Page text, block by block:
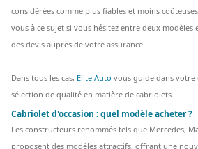
considérées comme plus fiables et moins
vous à ce sujet si vous hésitez entre deux modèles
des devis auprès de votre assurance.
Dans tous les cas, Elite Auto vous guide dans
sélection de qualité en matière de cabriolets.
Cabriolet d'occasion : quel modèle acheter ?
Les constructeurs renommés tels que Mercedes,
proposent des modèles attractifs, offrant une